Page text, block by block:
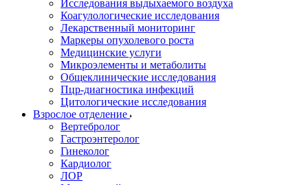
Исследования выдыхаемого воздуха
Коагулологические исследования
Лекарственный мониторинг
Маркеры опухолевого роста
Медицинские услуги
Микроэлементы и метаболиты
Общеклинические исследования
Пцр-диагностика инфекций
Цитологические исследования
Взрослое отделение
Вертебролог
Гастроэнтеролог
Гинеколог
Кардиолог
ЛОР